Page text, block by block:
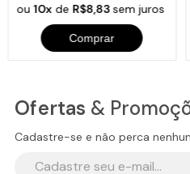
ou10x de R$8,83sem juros
Comprar
Ofertas &
Cadastre-se e não perca